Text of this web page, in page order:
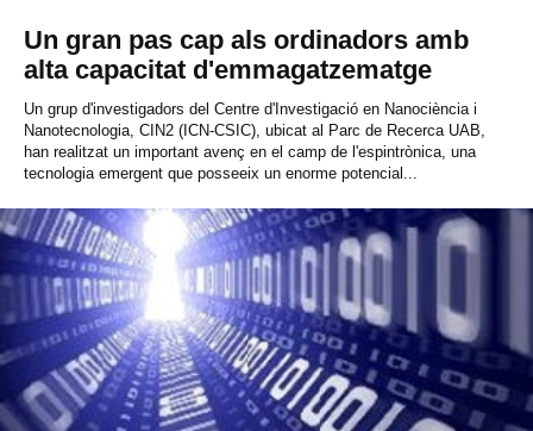
Un gran pas cap als ordinadors amb
alta capacitat d'emmagatzematge
Un grup d'investigadors del Centre d'Investigació en Nanociència i
Nanotecnologia, CIN2 (ICN-CSIC), ubicat al Parc de Recerca UAB,
han realitzat un important avenç en el camp de l'espintrònica, una
tecnologia emergent que posseeix un enorme potencial...